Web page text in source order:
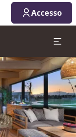
Accesso